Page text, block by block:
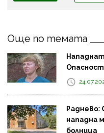
Още по темата
нападна
болница